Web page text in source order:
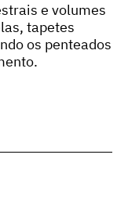
e volumes
tapetes
os penteados